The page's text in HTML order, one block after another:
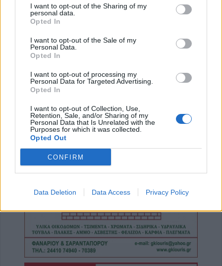
I want to opt-out of the Sharing of my
personal data.
Opted In
I want to opt-out of the Sale of my
Personal Data.
Opted In
I want to opt-out of processing my
Personal Data for Targeted Advertising.
Opted In
I want to opt-out of Collection, Use,
Retention, Sale, and/or Sharing of my
Personal Data that Is Unrelated with the
Purposes for which it was collected.
Opted Out
CONFIRM
Data Deletion Data Access Privacy Policy
Το Σάββατο 8 Αυγούστου το ετήσιο
μνημόσυνο της Παρασκευής Καϊτσιώτου
Ανάκληση ειδικής αθλητικής αναγνώρισης
για τέσσερα ποδοσφαιρικά σωματεία της
5 Αυγούστου 2026, 10:15
απασχόλησης ανέργων 55 ετών και άνω της
ΔΥΠΑ, διεκδικούν διάφοροι φορείς
5 Αυγούστου 2026, 10:08
27ος Κολυμβητικός Διάπλους Λίμνης
Πλαστήρα: Οι νικητές των αγώνων
5 Αυγούστου 2026, 09:50
Θανατηφόρο τροχαίο για 33χρονο
μοτοσικλετιστή στην Πιερία
5 Αυγούστου 2026, 09:17
Τουρισμός για Όλους: Ανοίγει την Τετάρτη 5
Αυγούστου η πλατφόρμα - Ανά ΑΦΜ οι
πρώτες ημέρες των αιτήσεων
5 Αυγούστου 2026, 09:15